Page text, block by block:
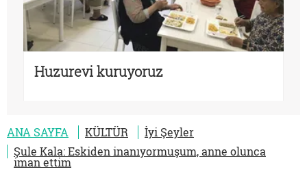
Huzurevi kuruyoruz
ANA SAYFA KÜLTÜR
İyi Şeyler
Şule Kala: Eskiden inanıyormuşum, anne olunca
iman ettim